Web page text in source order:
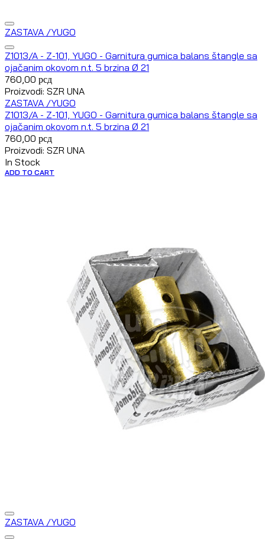
ZASTAVA /YUGO
Z1013/A - Z-101, YUGO - Garnitura gumica balans štangle sa
ojačanim okovom n.t. 5 brzina Ø 21
760,00 рсд
Proizvodi: SZR UNA
ZASTAVA /YUGO
Z1013/A - Z-101, YUGO - Garnitura gumica balans štangle sa
ojačanim okovom n.t. 5 brzina Ø 21
760,00 рсд
Proizvodi: SZR UNA
In Stock
ADD TO CART
ZASTAVA /YUGO